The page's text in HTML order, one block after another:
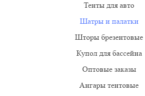
Тенты для авто
Шатры и палатки
Шторы брезентовые
Купол для бассейна
Оптовые заказы
Ангары тентовые